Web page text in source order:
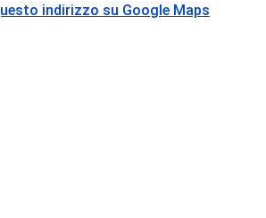
indirizzo su Google Maps